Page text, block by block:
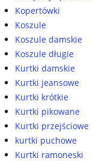
Kopertówki
Koszule
Koszule damskie
Koszule długie
Kurtki damskie
Kurtki jeansowe
Kurtki krótkie
Kurtki pikowane
Kurtki przejściowe
kurtki puchowe
Kurtki ramoneski